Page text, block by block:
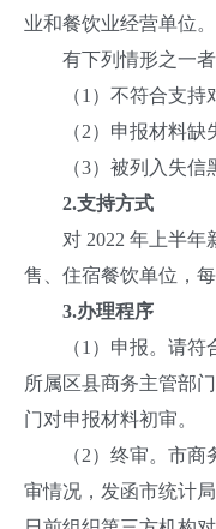
业和餐饮业经营单位。
有下列情形之一者
（1）不符合支持对
（2）申报材料缺失
（3）被列入失信黑
2.支持方式
对 2022 年上半年
售、住宿餐饮单位，
3.办理程序
（1）申报。请符合
所属区县商务主管部
门对申报材料初审。
（2）终审。市商务
审情况，发函市统计